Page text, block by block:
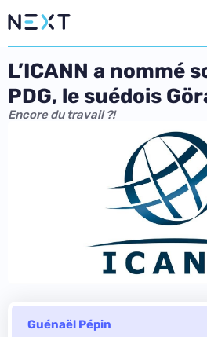
L’ICANN a nommé
PDG, le suédois
Encore du travail ?!
Guénaël Pépin